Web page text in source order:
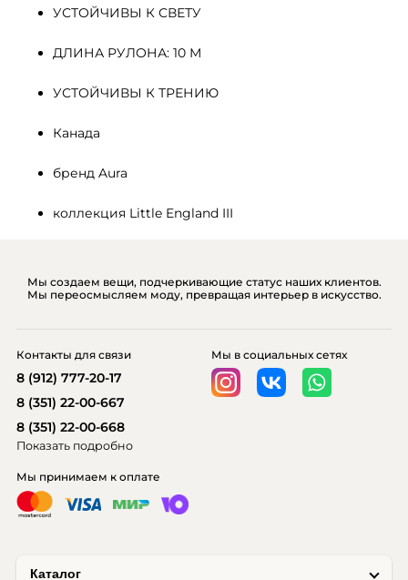
УСТОЙЧИВЫ К СВЕТУ
ДЛИНА РУЛОНА: 10 М
УСТОЙЧИВЫ К ТРЕНИЮ
Канада
бренд Aura
коллекция Little England III
Мы создаем вещи, подчеркивающие статус наших клиентов.
Мы переосмысляем моду, превращая интерьер в искусство.
Каталог
Мы принимаем к оплате
Мы в социальных сетях
Контакты для связи
8 (912) 777-20-17
8 (351) 22-00-667
8 (351) 22-00-668
Показать подробно